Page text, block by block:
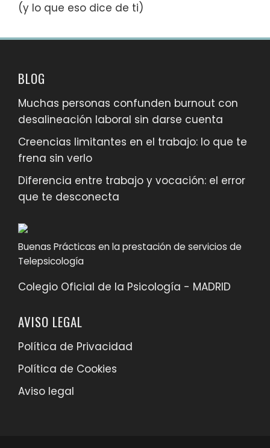
(y lo que eso dice de ti)
BLOG
Muchas personas confunden burnout con
desalineación laboral sin darse cuenta
Creencias limitantes en el trabajo: lo que te
frena sin verlo
Diferencia entre trabajo y vocación: el error
que te desconecta
Buenas Prácticas en la prestación de servicios de
Telepsicología
Colegio Oficial de la Psicología - MADRID
AVISO LEGAL
Política de Privacidad
Política de Cookies
Aviso legal